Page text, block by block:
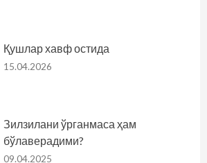
Қушлар хавф остида
15.04.2026
Зилзилани ўрганмаса ҳам
бўлаверадими?
09.04.2025